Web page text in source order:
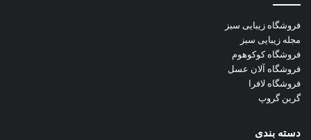
فروشگاه زیبایی سبز
مجله زیبایی سبز
فروشگاه کوکوهوم
فروشگاه آلان عسل
فروشگاه لافرا
گرین گروپ
دسته بندی